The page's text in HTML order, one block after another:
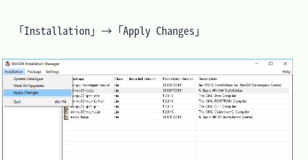
「Installation」→「Apply Changes」